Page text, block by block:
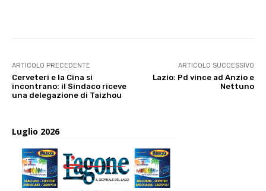
ARTICOLO PRECEDENTE
Cerveteri e la Cina si
incontrano: il Sindaco riceve
una delegazione di Taizhou
ARTICOLO SUCCESSIVO
Lazio: Pd vince ad Anzio e
Nettuno
Luglio 2026